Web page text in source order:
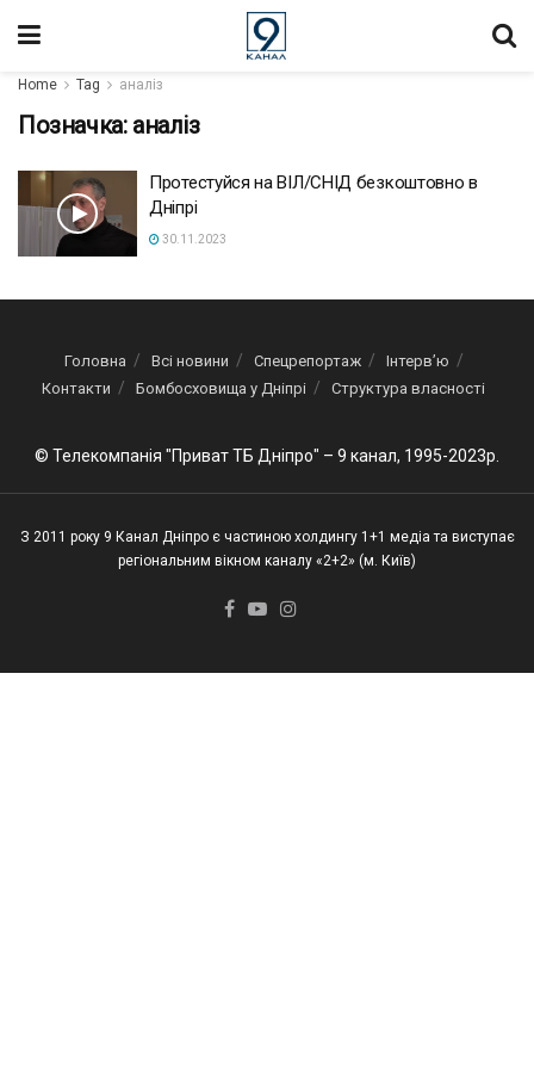
Home Tag аналіз
Позначка: аналіз
Протестуйся на ВІЛ/СНІД безкоштовно в
Дніпрі
30.11.2023
Головна Всі новини Спецрепортаж
Інтерв’ю
Контакти
Бомбосховища у Дніпрі Структура власності
© Телекомпанія "Приват ТБ Дніпро" – 9 канал, 1995-2023р.
З 2011 року 9 Канал Дніпро є частиною холдингу 1+1 медіа та виступає
регіональним вікном каналу «2+2» (м. Київ)